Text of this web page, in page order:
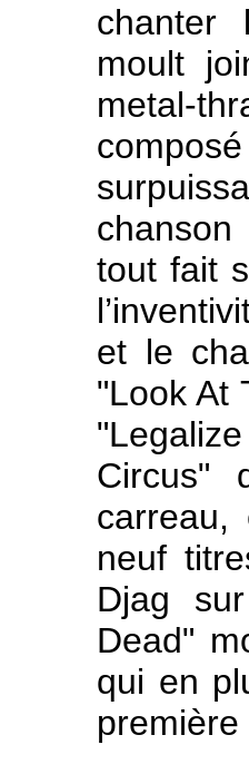
chanter
moult
metal-
tout fait
et le
"Look At
Circus"
neuf
Djag
Dead"
qui en